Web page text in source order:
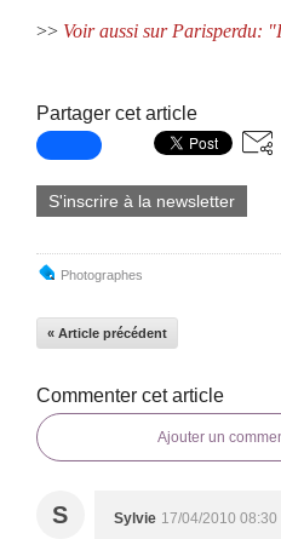
>> Voir aussi sur Parisperdu:
Partager cet article
S'inscrire à la newsletter
Photographes
« Article précédent
Commenter cet article
Ajouter un
S Sylvie 17/04/2010 08:30